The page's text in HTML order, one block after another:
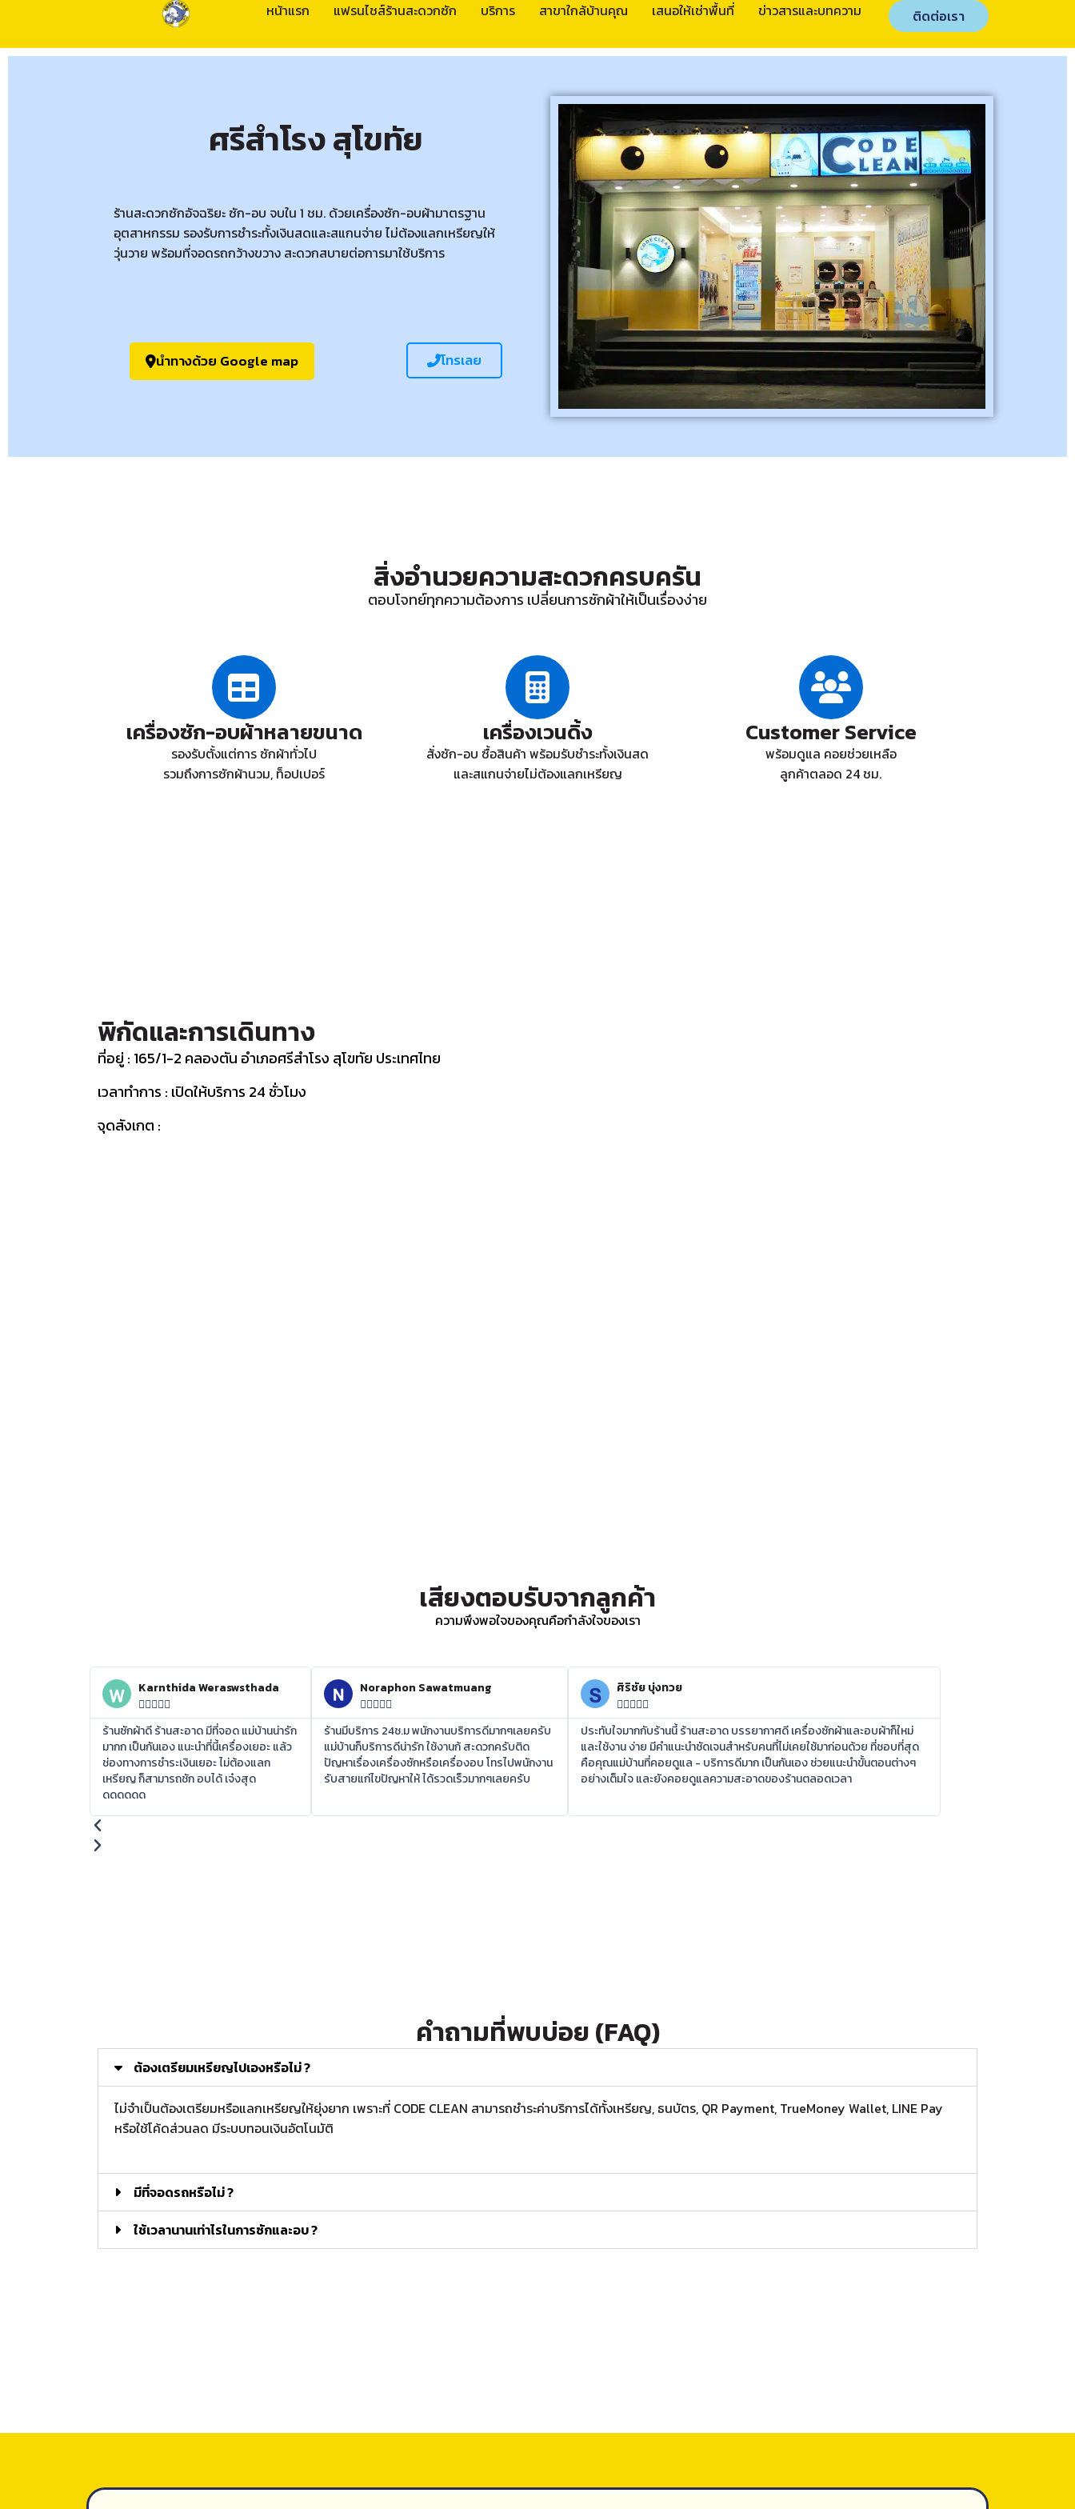
หน้าแรก แฟรนไชส์ร้านสะดวกซัก บริการ สาขาใกล้บ้านคุณ เสนอให้เช่าพื้นที่ ข่าวสารและบทความ ติดต่อเรา
ศรีสำโรง สุโขทัย
ร้านสะดวกซักอัจฉริยะ ซัก-อบ จบใน 1 ชม. ด้วยเครื่องซัก-อบผ้ามาตรฐาน
อุตสาหกรรม รองรับการชำระทั้งเงินสดและสแกนจ่าย ไม่ต้องแลกเหรียญให้
วุ่นวาย พร้อมที่จอดรถกว้างขวาง สะดวกสบายต่อการมาใช้บริการ
นำทางด้วย Google map โทรเลย
สิ่งอำนวยความสะดวกครบครัน
ตอบโจทย์ทุกความต้องการ เปลี่ยนการซักผ้าให้เป็นเรื่องง่าย
เครื่องซัก-อบผ้าหลายขนาด
รองรับตั้งแต่การ ซักผ้าทั่วไป
รวมถึงการซักผ้านวม, ท็อปเปอร์
เครื่องเวนดิ้ง
สั่งซัก-อบ ซื้อสินค้า พร้อมรับชำระทั้งเงินสด
และสแกนจ่ายไม่ต้องแลกเหรียญ
Customer Service
พร้อมดูแล คอยช่วยเหลือ
ลูกค้าตลอด 24 ชม.
พิกัดและการเดินทาง
ที่อยู่ : 165/1-2 คลองตัน อำเภอศรีสำโรง สุโขทัย ประเทศไทย
เวลาทำการ : เปิดให้บริการ 24 ชั่วโมง
จุดสังเกต :
เสียงตอบรับจากลูกค้า
ความพึงพอใจของคุณคือกำลังใจของเรา
Karnthida Weraswsthada

ร้านซักผ้าดี ร้านสะอาด มีที่จอด แม่บ้านน่ารัก
มากก เป็นกันเอง แนะนำที่นี้เครื่องเยอะ แล้ว
ช่องทางการชำระเงินเยอะ ไม่ต้องแลก
เหรียญ ก็สามารถชัก อบได้ เจ๋งสุด
ดดดดดด
Noraphon Sawatmuang

ร้านมีบริการ 24ช.ม พนักงานบริการดีมากๆเลยครับ
แม่บ้านก็บริการดีน่ารัก ใช้งานก้ สะดวกครับติด
ปัญหาเรื่องเครื่องซักหรือเครื่องอบ โทรไปพนักงาน
รับสายแก่ไขปัญหาให้ ได้รวดเร็วมากๆเลยครับ
ศิริชัย บุ่งทวย

ประทับใจมากกับร้านนี้ ร้านสะอาด บรรยากาศดี เครื่องซักผ้าและอบผ้าก็ใหม่
และใช้งาน ง่าย มีคำแนะนำชัดเจนสำหรับคนที่ไม่เคยใช้มาก่อนด้วย ที่ชอบที่สุด
คือคุณแม่บ้านที่คอยดูแล - บริการดีมาก เป็นกันเอง ช่วยแนะนำขั้นตอนต่างๆ
อย่างเต็มใจ และยังคอยดูแลความสะอาดของร้านตลอดเวลา
คำถามที่พบบ่อย (FAQ)
ต้องเตรียมเหรียญไปเองหรือไม่ ?
ไม่จำเป็นต้องเตรียมหรือแลกเหรียญให้ยุ่งยาก เพราะที่ CODE CLEAN สามารถชำระค่าบริการได้ทั้งเหรียญ, ธนบัตร, QR Payment, TrueMoney Wallet, LINE Pay
หรือใช้โค้ดส่วนลด มีระบบทอนเงินอัตโนมัติ
มีที่จอดรถหรือไม่ ?
ใช้เวลานานเท่าไรในการซักและอบ ?